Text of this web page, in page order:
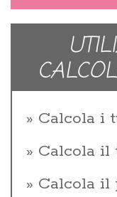
Calcola i
Calcola il
Calcola il